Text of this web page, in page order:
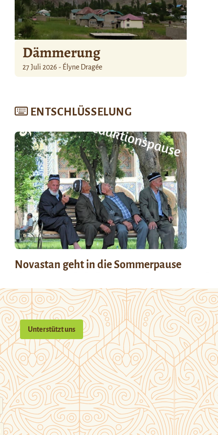
Dämmerung
27 Juli 2026 - Élyne Dragée
ENTSCHLÜSSELUNG
Novastan geht in die Sommerpause
Unterstützt uns